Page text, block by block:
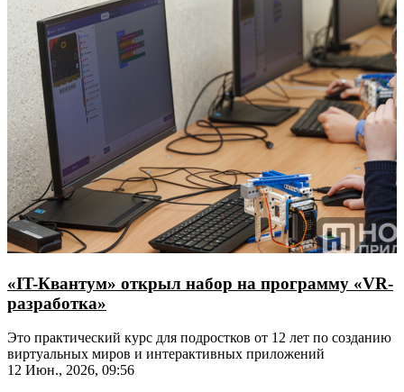
«IT-Квантум» открыл набор на программу «VR-
разработка»
Это практический курс для подростков от 12 лет по созданию
виртуальных миров и интерактивных приложений
12 Июн., 2026, 09:56